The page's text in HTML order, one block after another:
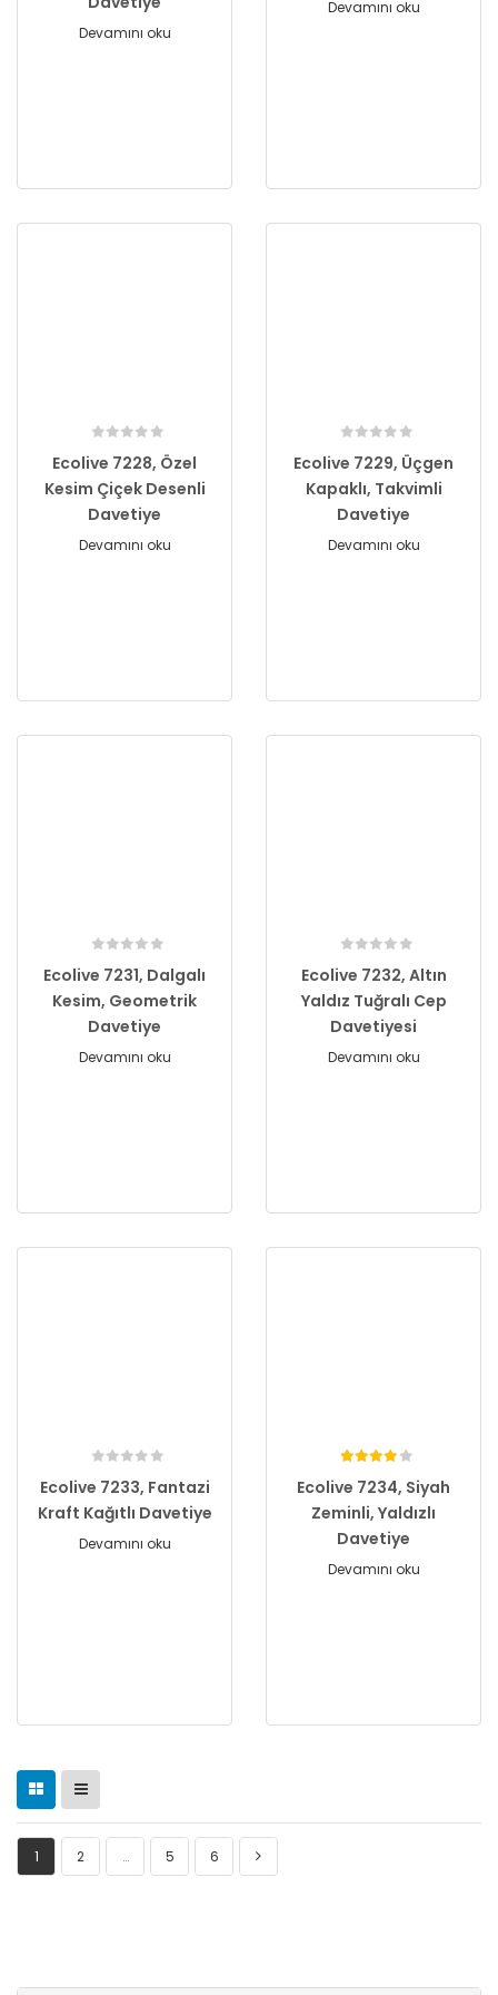
Devamını oku
Devamını oku
Ecolive 7228, Özel
Kesim Çiçek Desenli
Davetiye
Devamını oku
Ecolive 7229, Üçgen
Kapaklı, Takvimli
Davetiye
Devamını oku
Ecolive 7231, Dalgalı
Kesim, Geometrik
Davetiye
Devamını oku
Ecolive 7232, Altın
Yaldız Tuğralı Cep
Davetiyesi
Devamını oku
Ecolive 7233, Fantazi
Kraft Kağıtlı Davetiye
Devamını oku
Ecolive 7234, Siyah
Zeminli, Yaldızlı
Davetiye
Devamını oku
1 2 … 5 6